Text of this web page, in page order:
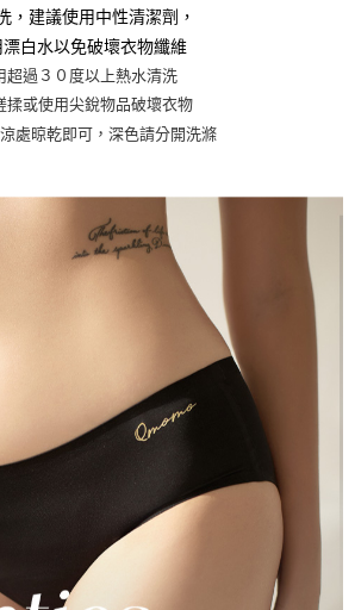
，建議使用中性清潔劑，
白水以免破壞衣物纖維
超過３０度以上熱水清洗
揉或使用尖銳物品破壞衣物
處晾乾即可，深色請分開洗滌